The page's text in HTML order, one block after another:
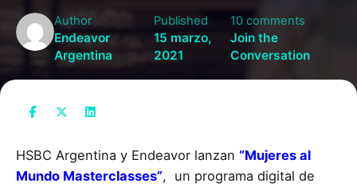
Author
Endeavor
Argentina
Published
15 marzo,
2021
10 comments
Join the
Conversation
HSBC Argentina y Endeavor lanzan “Mujeres al
Mundo Masterclasses”, un programa digital de